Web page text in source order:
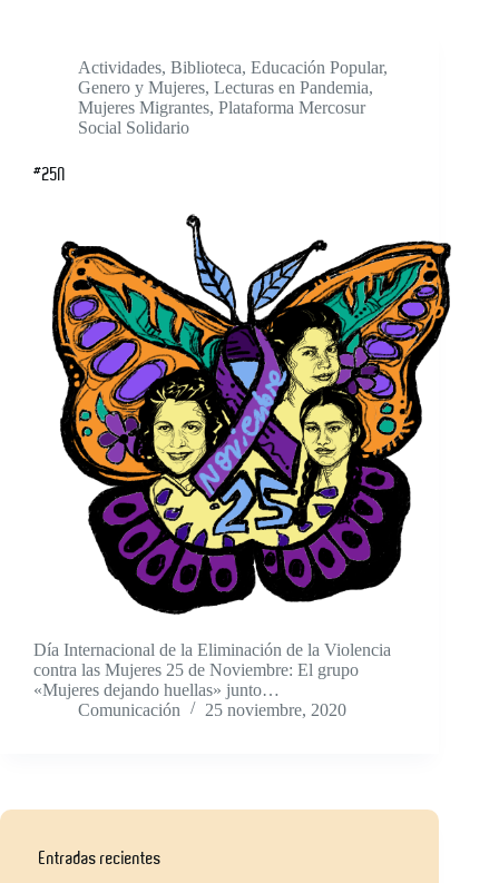
Actividades, Biblioteca, Educación Popular,
Genero y Mujeres, Lecturas en Pandemia,
Mujeres Migrantes, Plataforma Mercosur
Social Solidario
#25N
Día Internacional de la Eliminación de la Violencia
contra las Mujeres 25 de Noviembre: El grupo
«Mujeres dejando huellas» junto…
Comunicación
25 noviembre, 2020
Entradas recientes